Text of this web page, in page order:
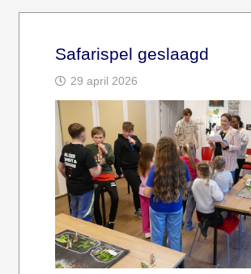
Safarispel geslaagd
29 april 2026